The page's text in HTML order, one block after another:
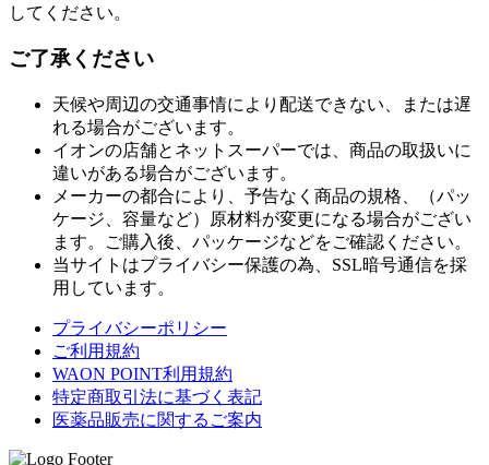
してください。
ご了承ください
天候や周辺の交通事情により配送できない、または遅
れる場合がございます。
イオンの店舗とネットスーパーでは、商品の取扱いに
違いがある場合がございます。
メーカーの都合により、予告なく商品の規格、（パッ
ケージ、容量など）原材料が変更になる場合がござい
ます。ご購入後、パッケージなどをご確認ください。
当サイトはプライバシー保護の為、SSL暗号通信を採
用しています。
プライバシーポリシー
ご利用規約
WAON POINT利用規約
特定商取引法に基づく表記
医薬品販売に関するご案内